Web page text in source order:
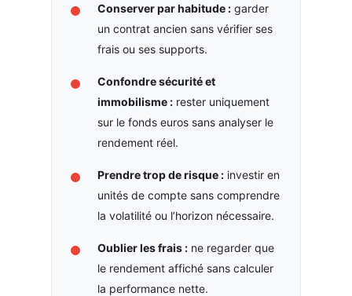
Conserver par habitude :garder
un contrat ancien sans vérifier ses
frais ou ses supports.
Confondre sécurité et
immobilisme :rester uniquement
sur le fonds euros sans analyser le
rendement réel.
Prendre trop de risque :investir en
unités de compte sans comprendre
la volatilité ou l’horizon nécessaire.
Oublier les frais :ne regarder que
le rendement affiché sans calculer
la performance nette.